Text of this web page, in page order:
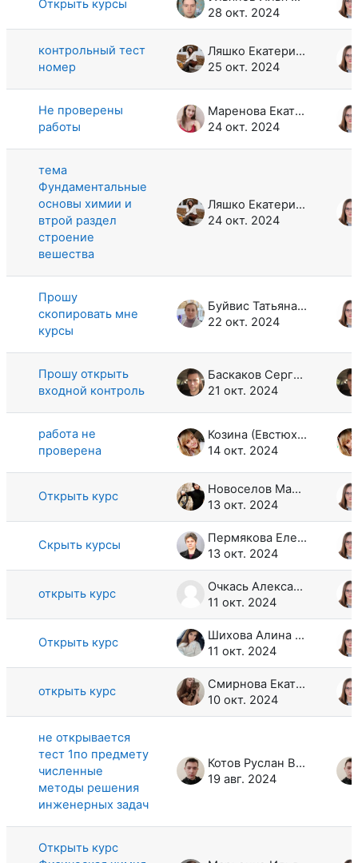
Открыть курсы
28 окт. 2024
контрольный тест
номер
Ляшко Екатерина Сергеевна
25 окт. 2024
Не проверены
работы
Маренова Екатерина Станиславовна
24 окт. 2024
тема
Фундаментальные
основы химии и
втрой раздел
строение
вешества
Ляшко Екатерина Сергеевна
24 окт. 2024
Прошу
скопировать мне
курсы
Буйвис Татьяна Анатольевна
22 окт. 2024
Прошу открыть
входной контроль
Баскаков Сергей Александрович
21 окт. 2024
работа не
проверена
Козина (Евстюхина) Ксения Сергеевна
14 окт. 2024
Открыть курс
Новоселов Марк Сергеевич
13 окт. 2024
Скрыть курсы
Пермякова Елена Павловна
13 окт. 2024
открыть курс
Очкась Александр Михайлович
11 окт. 2024
Открыть курс
Шихова Алина Алексеевна
11 окт. 2024
открыть курс
Смирнова Екатерина Константиновна
10 окт. 2024
не открывается
тест 1по предмету
численные
методы решения
инженерных задач
Котов Руслан Владимирович
19 авг. 2024
Открыть курс